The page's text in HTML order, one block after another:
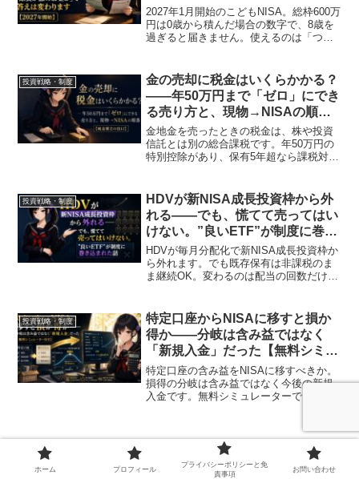
始】
2027年1月開始のこどもNISA。総枠600万
円は0歳から積んだ場合の数字で、8歳を
過ぎると届きません。使えるのは「つみ
き継がれますが、その分は生涯枠1,800万
円から差し引かれます。贈与税110万円の
境界線まで、中学生の子を持つ投資歴18
年の私が整理しました。
投資戦略・制度
金の売却に税金はいくらかかる？
——年50万円まで「ゼロ」にでき
る売り方と、現物→NISAの順番
【純金積立の出口】
金地金を売ったときの税金は、株や投資
信託とは別の総合課税です。年50万円の
特別控除があり、保有5年超なら課税対象
申告の実務込みで整理しました。無料シ
ミュレーター付き。
投資戦略・制度
HDVが新NISA成長投資枠から外
れる——でも、慌てて売ってはい
けない。”良いETF”が制度に巻き
込まれた話
HDVが毎月分配化で新NISA成長投資枠か
ら外れます。でも既存保有は非課税のま
ま継続OK。変わるのは配当の回数だけ。
投資戦略・制度
特定口座からNISAに移すと損か
得か——分岐は含み益ではなく
「新規入金」だった【無料シミュ
レーター付き】
特定口座の含み益をNISAに移すべきか。
損得の分岐は含み益ではなく今後の新規
入金です。無料シミュレーターで「移さ
ホーム プロフィール
プライバシーポリシーと免
責事項
お問い合わせ